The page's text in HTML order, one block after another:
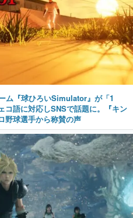
ム『球ひろいSimulator』が「1
コ語に対応しSNSで話題に。『キン
野球選手から称賛の声